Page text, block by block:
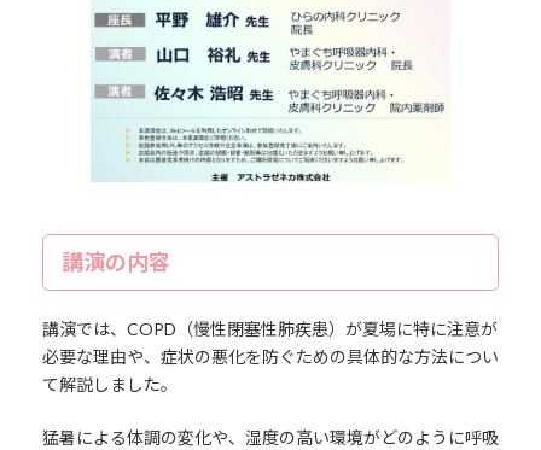
講演の内容
講演では、COPD（慢性閉塞性肺疾患）が夏場に特に注意が
必要な理由や、症状の悪化を防ぐための具体的な方法につい
て解説しました。
猛暑による体調の変化や、湿度の高い環境がどのように呼吸